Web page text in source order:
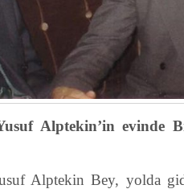
Alptekin’in evinde
Alptekin Bey, yolda